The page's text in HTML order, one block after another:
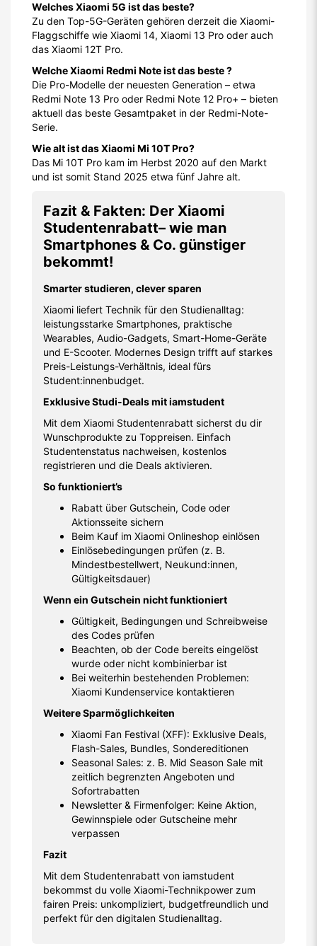
Welches Xiaomi 5G ist das beste?
Zu den Top-5G-Geräten gehören derzeit die Xiaomi-
Flaggschiffe wie Xiaomi 14, Xiaomi 13 Pro oder auch
das Xiaomi 12T Pro.
Welche Xiaomi Redmi Note ist das beste ?
Die Pro-Modelle der neuesten Generation – etwa
Redmi Note 13 Pro oder Redmi Note 12 Pro+ – bieten
aktuell das beste Gesamtpaket in der Redmi-Note-
Serie.
Wie alt ist das Xiaomi Mi 10T Pro?
Das Mi 10T Pro kam im Herbst 2020 auf den Markt
und ist somit Stand 2025 etwa fünf Jahre alt.
Fazit & Fakten: Der Xiaomi
Studentenrabatt– wie man
Smartphones & Co. günstiger
bekommt!
Smarter studieren, clever sparen
Xiaomi liefert Technik für den Studienalltag:
leistungsstarke Smartphones, praktische
Wearables, Audio-Gadgets, Smart-Home-Geräte
und E-Scooter. Modernes Design trifft auf starkes
Preis-Leistungs-Verhältnis, ideal fürs
Student:innenbudget.
Exklusive Studi-Deals mit iamstudent
Mit dem Xiaomi Studentenrabatt sicherst du dir
Wunschprodukte zu Toppreisen. Einfach
Studentenstatus nachweisen, kostenlos
registrieren und die Deals aktivieren.
So funktioniert’s
Rabatt über Gutschein, Code oder
Aktionsseite sichern
Beim Kauf im Xiaomi Onlineshop einlösen
Einlösebedingungen prüfen (z. B.
Mindestbestellwert, Neukund:innen,
Gültigkeitsdauer)
Wenn ein Gutschein nicht funktioniert
Gültigkeit, Bedingungen und Schreibweise
des Codes prüfen
Beachten, ob der Code bereits eingelöst
wurde oder nicht kombinierbar ist
Bei weiterhin bestehenden Problemen:
Xiaomi Kundenservice kontaktieren
Weitere Sparmöglichkeiten
Xiaomi Fan Festival (XFF): Exklusive Deals,
Flash-Sales, Bundles, Sondereditionen
Seasonal Sales: z. B. Mid Season Sale mit
zeitlich begrenzten Angeboten und
Sofortrabatten
Newsletter & Firmenfolger: Keine Aktion,
Gewinnspiele oder Gutscheine mehr
verpassen
Fazit
Mit dem Studentenrabatt von iamstudent
bekommst du volle Xiaomi-Technikpower zum
fairen Preis: unkompliziert, budgetfreundlich und
perfekt für den digitalen Studienalltag.